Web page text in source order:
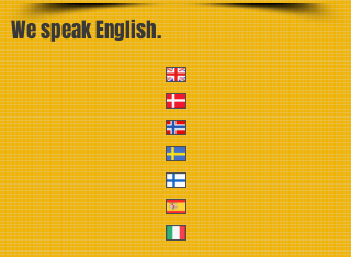
We speak English.